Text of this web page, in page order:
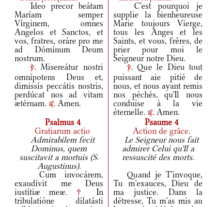
Ideo precor beátam
Maríam semper
Vírginem, omnes
Angelos et Sanctos, et
vos, fratres, oráre pro me
ad Dóminum Deum
nostrum.
C'est pourquoi je
supplie la bienheureuse
Marie toujours Vierge,
tous les Anges et les
Saints, et vous, frères, de
prier pour moi le
Seigneur notre Dieu.
v.Misereátur nostri
omnípotens Deus et,
dimissís peccátis nostris,
perdúcat nos ad vitam
ætérnam. r. Amen.
v.Que le Dieu tout
puissant aie pitié de
nous, et nous ayant remis
nos péchés, qu'Il nous
conduise à la vie
éternelle. r. Amen.
Psalmus 4
Psaume 4
Gratiarum actio
Action de grâce.
Admirabilem fecit
Dominus, quem
suscitavit a mortuis (S.
Augustinus).
Le Seigneur nous fait
admirer Celui qu'Il a
ressuscité des morts.
Cum invocárem,
exaudívit me Deus
iustítiæ meæ. †
In
tribulatióne dilatásti
Quand je T'invoque,
Tu m'exauces, Dieu de
ma justice. Dans la
détresse, Tu m'as mis au